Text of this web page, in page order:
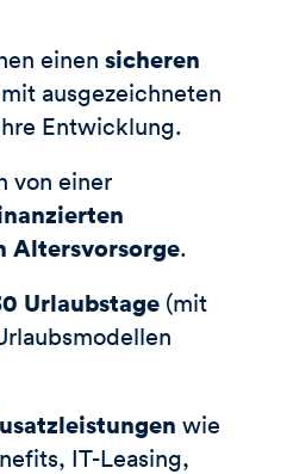
einen sicheren
mit ausgezeichneten
Entwicklung.
von einer
Altersvorsorge.
Urlaubstage (mit
wie
IT-Leasing,